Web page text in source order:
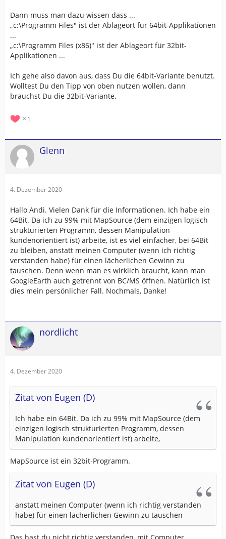
Dann muss man dazu wissen dass ...
„c:\Programm Files" ist der Ablageort für 64bit-Applikationen
...
„c:\Programm Files (x86)" ist der Ablageort für 32bit-
Applikationen ...
Ich gehe also davon aus, dass Du die 64bit-Variante benutzt.
Wolltest Du den Tipp von oben nutzen wollen, dann
brauchst Du die 32bit-Variante.
1
Glenn
4. Dezember 2020
Hallo Andi. Vielen Dank für die Informationen. Ich habe ein
64Bit. Da ich zu 99% mit MapSource (dem einzigen logisch
strukturierten Programm, dessen Manipulation
kundenorientiert ist) arbeite, ist es viel einfacher, bei 64Bit
zu bleiben, anstatt meinen Computer (wenn ich richtig
verstanden habe) für einen lächerlichen Gewinn zu
tauschen. Denn wenn man es wirklich braucht, kann man
GoogleEarth auch getrennt von BC/MS öffnen. Natürlich ist
dies mein persönlicher Fall. Nochmals, Danke!
nordlicht
4. Dezember 2020
Zitat von Eugen (D)
Ich habe ein 64Bit. Da ich zu 99% mit MapSource (dem
einzigen logisch strukturierten Programm, dessen
Manipulation kundenorientiert ist) arbeite,
MapSource ist ein 32bit-Programm.
Zitat von Eugen (D)
anstatt meinen Computer (wenn ich richtig verstanden
habe) für einen lächerlichen Gewinn zu tauschen
Das hast du nicht richtig verstanden, mit Computer